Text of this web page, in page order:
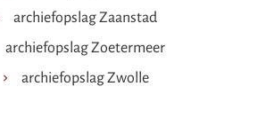
archiefopslag Zaanstad
archiefopslag Zoetermeer
archiefopslag Zwolle